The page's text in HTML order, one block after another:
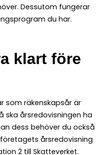
Dessutom fungerar
du har.
klart före
som räkenskapsår är
ska årsredovisningen ha
dess behöver du också
årsredovisning
2 till Skatteverket.